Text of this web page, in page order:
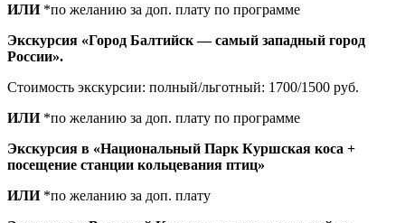
ИЛИ*по желанию за доп. плату по программе
Экскурсия «Город Балтийск — самый западный город
России».
Стоимость экскурсии: полный/льготный: 1700/1500 руб.
ИЛИ*по желанию за доп. плату по программе
Экскурсия в «Национальный Парк Куршская коса +
посещение станции кольцевания птиц»
ИЛИ*по желанию за доп. плату